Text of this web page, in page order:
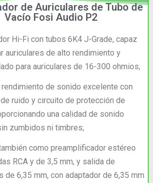
de Auriculares de Tubo de
Vacío Fosi Audio P2
Hi-Fi con tubos 6K4 J-Grade, capaz
auriculares de alto rendimiento y
para auriculares de 16-300 ohmios;
de sonido excelente con
ruido y circuito de protección de
una calidad de sonido
zumbidos ni timbres;
como preamplificador estéreo
RCA y de 3,5 mm, y salida de
de 6,35 mm, con adaptador de 6,35 mm